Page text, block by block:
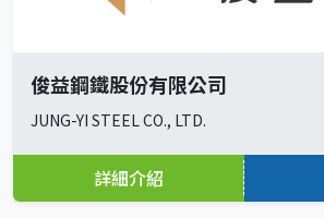
俊益鋼鐵股份有限公司
JUNG-YI STEEL CO., LTD.
詳細介紹